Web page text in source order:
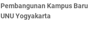
Pembangunan Kampus Baru
UNU Yogyakarta